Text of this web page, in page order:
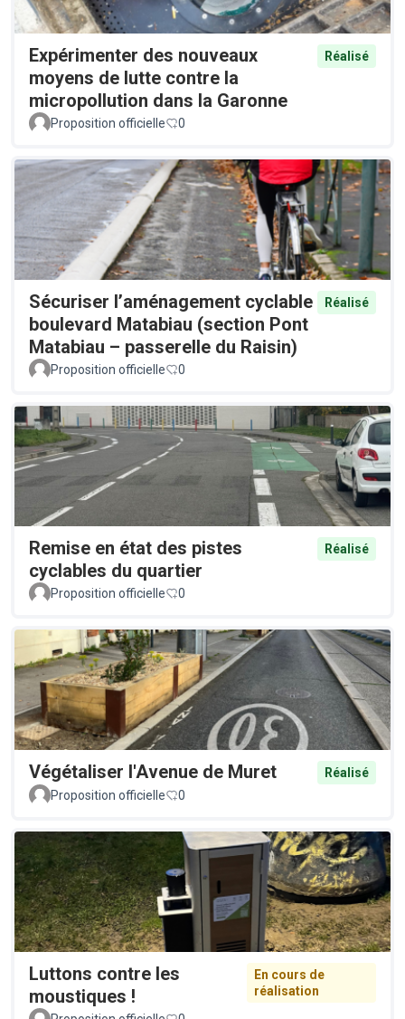
Expérimenter des nouveaux
moyens de lutte contre la
micropollution dans la Garonne
Réalisé
Proposition officielle 0
Sécuriser l’aménagement cyclable
boulevard Matabiau (section Pont
Matabiau – passerelle du Raisin)
Réalisé
Proposition officielle 0
Remise en état des pistes
cyclables du quartier
Réalisé
Proposition officielle 0
Végétaliser l'Avenue de Muret
Réalisé
Proposition officielle
0
Luttons contre les
moustiques !
En cours de
réalisation